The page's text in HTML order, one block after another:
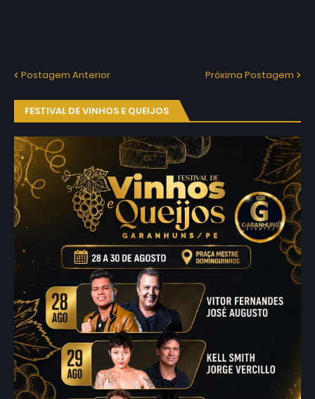
Postagem Anterior Próxima Postagem
FESTIVAL DE VINHOS E QUEIJOS